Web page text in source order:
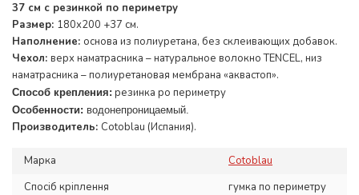
37 см с резинкой по периметру
Размер: 180х200 +37 см.
Наполнение: основа из полиуретана, без склеивающих добавок.
Чехол: верх наматрасника – натуральное волокно TENCEL, низ
наматрасника – полиуретановая мембрана «аквастоп».
Способ крепления: резинка ро периметру
Особенности: водонепроницаемый.
Производитель: Cotoblau (Испания).
Марка
Cotoblau
Спосіб кріплення
гумка по периметру